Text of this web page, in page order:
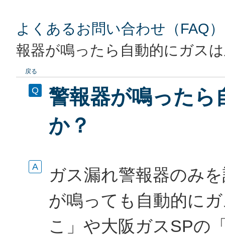
よくあるお問い合わせ（FAQ）
報器が鳴ったら自動的にガス
戻る
警報器が鳴ったら
か？
ガス漏れ警報器のみ
が鳴っても自動的に
こ」や大阪ガスSPの